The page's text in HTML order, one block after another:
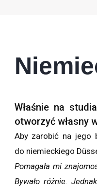
Właśnie na
otworzyć własny
Aby zarobić na jego
do niemieckiego
Pomagała mi
Bywało różnie.